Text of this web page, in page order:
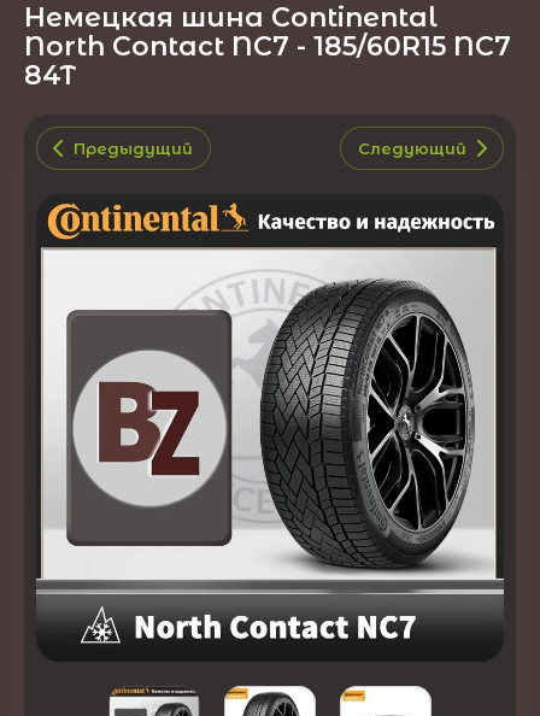
Немецкая шина Continental
North Contact NC7 - 185/60R15 NC7
84T
Предыдущий Следующий